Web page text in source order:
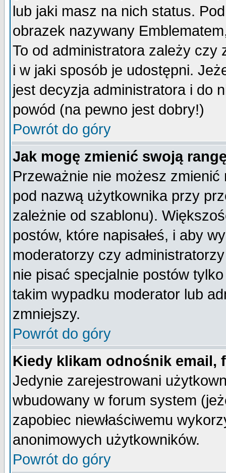
lub jaki masz na nich status.
obrazek nazywany
To od administratora zależy czy
i w jaki sposób je udostępni.
jest decyzja administratora i do
powód (na pewno jest dobry!)
Powrót do góry
Jak mogę zmienić swoją
Przeważnie nie możesz
pod nazwą użytkownika przy
zależnie od szablonu).
postów, które napisałeś, i aby
moderatorzy czy
nie pisać specjalnie postów
takim wypadku moderator lub
zmniejszy.
Powrót do góry
Kiedy klikam odnośnik email,
Jedynie zarejestrowani
wbudowany w forum system
zapobiec niewłaściwemu
anonimowych użytkowników.
Powrót do góry